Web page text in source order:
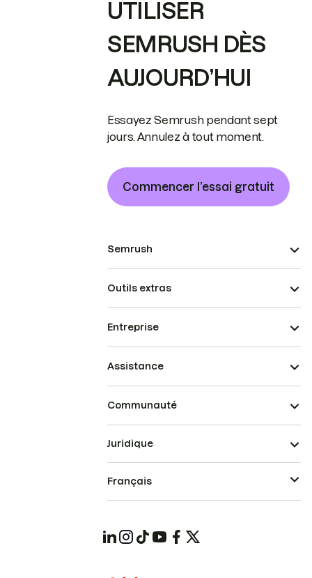
UTILISER
SEMRUSH DÈS
AUJOURD’HUI
Essayez Semrush pendant sept
jours. Annulez à tout moment.
Commencer l’essai gratuit
Semrush
Outils extras
Entreprise
Assistance
Communauté
Juridique
Français